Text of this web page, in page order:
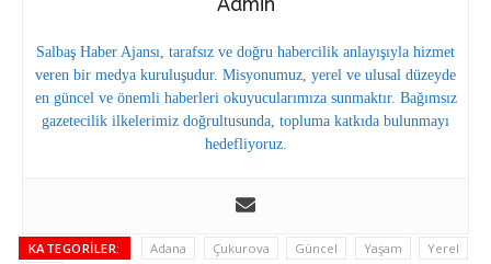
Salbaş Haber Ajansı, tarafsız ve doğru habercilik anlayışıyla hizmet
veren bir medya kuruluşudur. Misyonumuz, yerel ve ulusal düzeyde
en güncel ve önemli haberleri okuyucularımıza sunmaktır. Bağımsız
gazetecilik ilkelerimiz doğrultusunda, topluma katkıda bulunmayı
hedefliyoruz.
KATEGORILER: Adana Çukurova Güncel Yaşam
Yerel